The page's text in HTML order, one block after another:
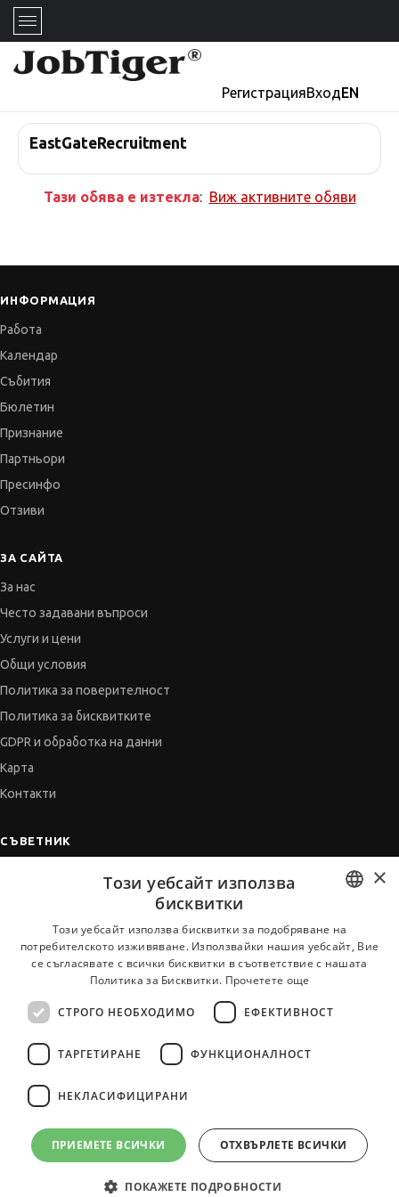
РегистрацияВходEN
EastGateRecruitment
Тази обява е изтекла: Виж активните обяви
ИНФОРМАЦИЯ
Работа
Календар
Събития
Бюлетин
Признание
Партньори
Пресинфо
Отзиви
ЗА САЙТА
За нас
Често задавани въпроси
Услуги и цени
Общи условия
Политика за поверителност
Политика за бисквитките
GDPR и обработка на данни
Карта
Контакти
СЪВЕТНИК
Когато получим оферта
Vihra AI
За новодошли
Всички услуги на JobTiger
© 2000-2026 JobTiger. Всички права запазени.
BULGARIAN
ENGLISH
×
Този уебсайт използва
бисквитки
Този уебсайт използва бисквитки за подобряване на
потребителското изживяване. Използвайки нашия уебсайт, Вие
се съгласявате с всички бисквитки в съответствие с нашата
Политика за Бисквитки. Прочетете още
СТРОГО НЕОБХОДИМО ЕФЕКТИВНОСТ
ТАРГЕТИРАНЕ ФУНКЦИОНАЛНОСТ
НЕКЛАСИФИЦИРАНИ
ПРИЕМЕТЕ ВСИЧКИ ОТХВЪРЛЕТЕ ВСИЧКИ
ПОКАЖЕТЕ ПОДРОБНОСТИ